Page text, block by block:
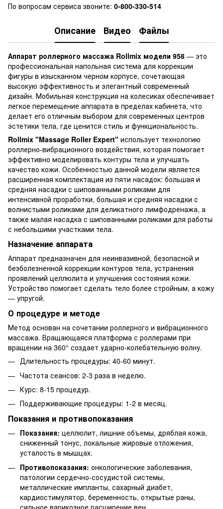
По вопросам сервиса звоните: 0-800-330-514
Описание Видео Файлы
Аппарат роллерного массажа Rollmix модели 958 — это
профессиональная напольная система для коррекции
фигуры в изысканном черном корпусе, сочетающая
высокую эффективность и элегантный современный
дизайн. Мобильная конструкция на колесиках обеспечивает
легкое перемещение аппарата в пределах кабинета, что
делает его отличным выбором для современных центров
эстетики тела, где ценится стиль и функциональность.
Rollmix "Massage Roller Expert" использует технологию
роллерно-вибрационного воздействия, которая помогает
эффективно моделировать контуры тела и улучшать
качество кожи. Особенностью данной модели является
расширенная комплектация из пяти насадок: большая и
средняя насадки с шипованными роликами для
интенсивной проработки, большая и средняя насадки с
волнистыми роликами для деликатного лимфодренажа, а
также малая насадка с шипованными роликами для работы
с небольшими участками тела.
Назначение аппарата
Аппарат предназначен для неинвазивной, безопасной и
безболезненной коррекции контуров тела, устранения
проявлений целлюлита и улучшения состояния кожи.
Устройство помогает сделать тело более стройным, а кожу
— упругой.
О процедуре и методе
Метод основан на сочетании роллерного и вибрационного
массажа. Вращающаяся платформа с роллерами при
вращении на 360° создает ударно-колебательную волну.
Длительность процедуры: 40-60 минут.
Частота сеансов: 2-3 раза в неделю.
Курс: 8-15 процедур.
Поддерживающие процедуры: 1-2 в месяц.
Показания и противопоказания
Показания: целлюлит, лишние объемы, дряблая кожа,
сниженный тонус, локальные жировые отложения,
усталость в мышцах.
Противопоказания: онкологические заболевания,
патологии сердечно-сосудистой системы,
металлические импланты, сахарный диабет,
кардиостимулятор, беременность, открытые раны,
сильное варикозное расширение вен.